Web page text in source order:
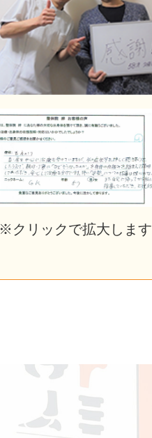
※クリックで拡大します